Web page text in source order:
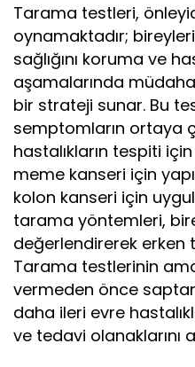
Tarama testleri,
oynamaktadır;
sağlığını koruma ve
aşamalarında
bir strateji sunar. Bu
semptomların ortaya
hastalıkların tespiti
meme kanseri için
kolon kanseri için
tarama yöntemleri,
değerlendirerek erken
Tarama testlerinin
vermeden önce
daha ileri evre
ve tedavi olanaklarını